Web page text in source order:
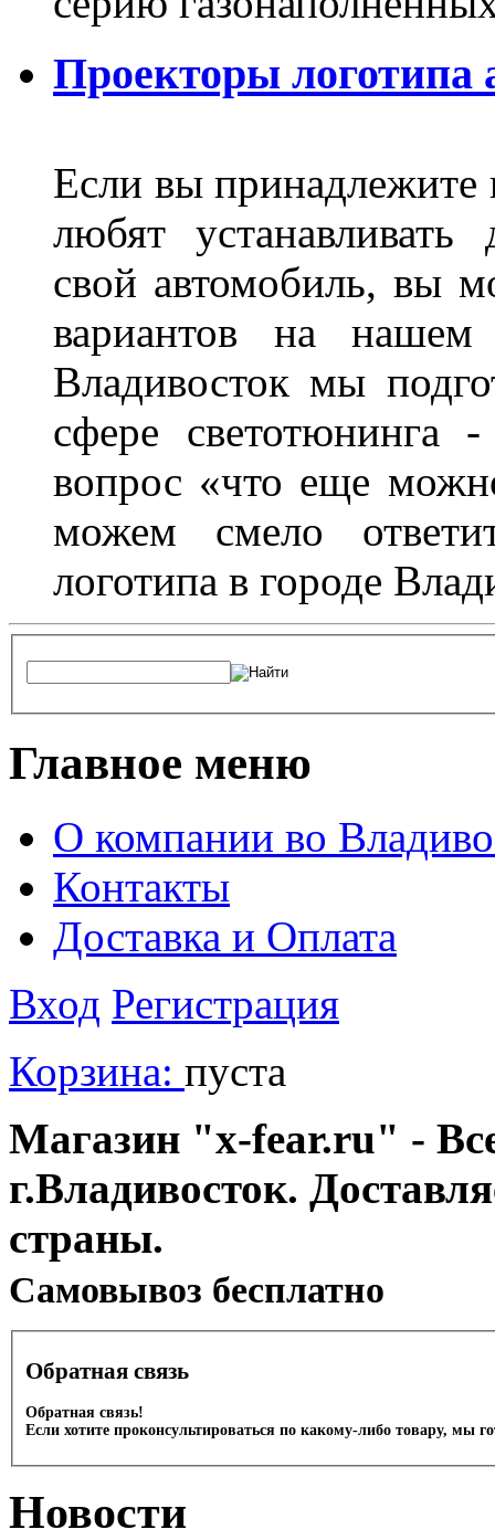
Проекторы логотипа
Если вы принадлежите
любят устанавливать
свой автомобиль, вы
вариантов на
Владивосток мы
сфере светотюнинга
вопрос «что еще
можем смело
логотипа в городе
Главное меню
О компании во
Контакты
Доставка и Оплата
Вход Регистрация
Корзина: пуста
Магазин "x-fear.ru" -
г.Владивосток.
страны.
Cамовывоз бесплатно
Обратная связь
Обратная связь!
Если хотите проконсультироваться по какому-либо товару, мы
Новости